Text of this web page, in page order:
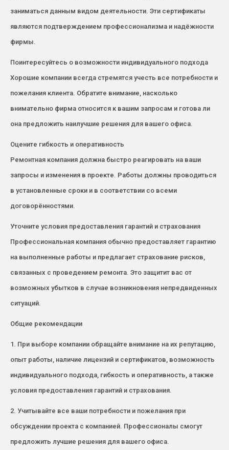
заниматься данным видом деятельности. Эти сертификаты
являются подтверждением профессионализма и надёжности
фирмы.
Поинтересуйтесь о возможности индивидуального подхода
Хорошие компании всегда стремятся учесть все потребности и
пожелания клиента. Обратите внимание, насколько
внимательно фирма относится к вашим запросам и готова ли
она предложить наилучшие решения для вашего офиса.
Оцените гибкость и оперативность
Ремонтная компания должна быстро реагировать на ваши
запросы и изменения в проекте. Работы должны проводиться
в установленные сроки и в соответствии со всеми
договорённостями.
Уточните условия предоставления гарантий и страхования
Профессиональная компания обычно предоставляет гарантию
на выполненные работы и предлагает страхование рисков,
связанных с проведением ремонта. Это защитит вас от
возможных убытков в случае возникновения непредвиденных
ситуаций.
Общие рекомендации
1. При выборе компании обращайте внимание на их репутацию,
опыт работы, наличие лицензий и сертификатов, возможность
индивидуального подхода, гибкость и оперативность, а также
условия предоставления гарантий и страхования.
2. Учитывайте все ваши потребности и пожелания при
обсуждении проекта с компанией. Профессионалы смогут
предложить лучшие решения для вашего офиса.